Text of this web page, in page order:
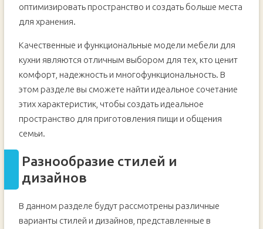
оптимизировать пространство и создать больше места
для хранения.
Качественные и функциональные модели мебели для
кухни являются отличным выбором для тех, кто ценит
комфорт, надежность и многофункциональность. В
этом разделе вы сможете найти идеальное сочетание
этих характеристик, чтобы создать идеальное
пространство для приготовления пищи и общения
семьи.
Разнообразие стилей и
дизайнов
В данном разделе будут рассмотрены различные
варианты стилей и дизайнов, представленные в